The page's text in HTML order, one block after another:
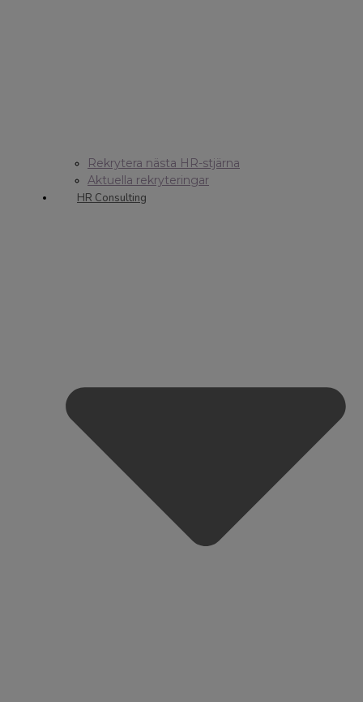
Rekrytera nästa HR-stjärna
Aktuella rekryteringar
HR Consulting